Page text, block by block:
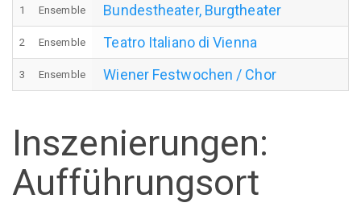
1 Ensemble Bundestheater, Burgtheater
2 Ensemble Teatro Italiano di Vienna
3 Ensemble Wiener Festwochen / Chor
Inszenierungen:
Aufführungsort